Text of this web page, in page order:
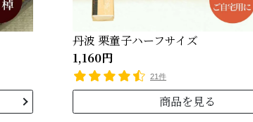
丹波 栗童子ハーフサイズ
1,160円
21件
商品を見る